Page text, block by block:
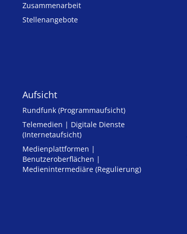
Zusammenarbeit
Stellenangebote
Aufsicht
Rundfunk (Programmaufsicht)
Telemedien | Digitale Dienste
(Internetaufsicht)
Medienplattformen |
Benutzeroberflächen |
Medienintermediäre (Regulierung)